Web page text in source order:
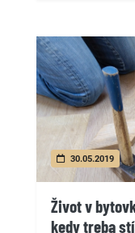
30.05.2019
Život v
kedy treba